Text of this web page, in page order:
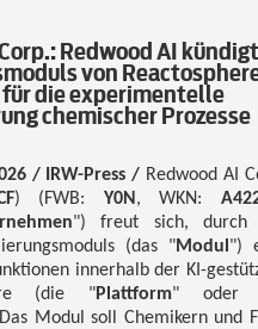
Redwood AI kündigt
von
die experimentelle
chemischer Prozesse
/ IRW-Press / Redwood AI
) (FWB: Y0N , WKN:
") freut sich, durch
(das "Modul ")
innerhalb der KI-
(die "Plattform" oder
Modul soll Chemikern und